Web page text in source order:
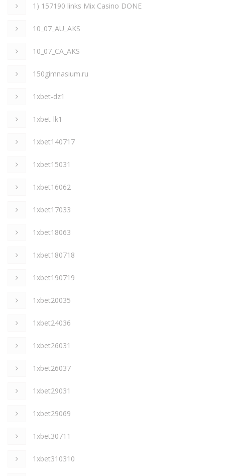
1) 157190 links Mix Casino DONE
10_07_AU_AKS
10_07_CA_AKS
150gimnasium.ru
1xbet-dz1
1xbet-lk1
1xbet140717
1xbet15031
1xbet16062
1xbet17033
1xbet18063
1xbet180718
1xbet190719
1xbet20035
1xbet24036
1xbet26031
1xbet26037
1xbet29031
1xbet29069
1xbet30711
1xbet310310